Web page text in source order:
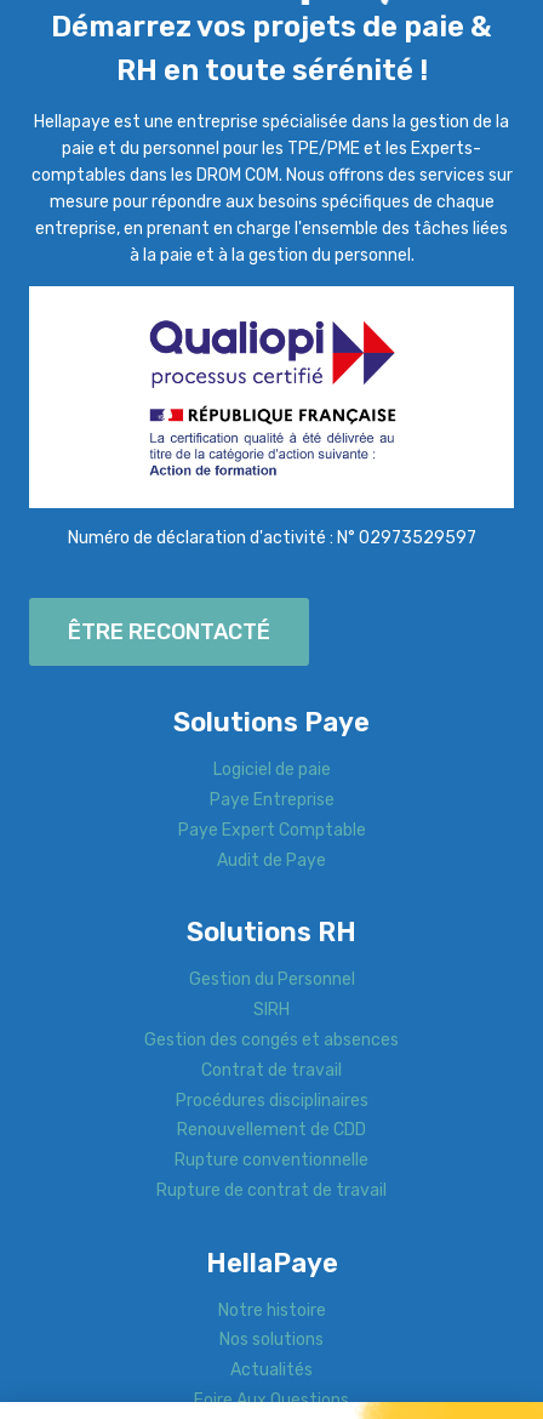
Démarrez vos projets de paie &
RH en toute sérénité !
Hellapaye est une entreprise spécialisée dans la gestion de la
paie et du personnel pour les TPE/PME et les Experts-
comptables dans les DROM COM. Nous offrons des services sur
mesure pour répondre aux besoins spécifiques de chaque
entreprise, en prenant en charge l'ensemble des tâches liées
à la paie et à la gestion du personnel.
Numéro de déclaration d'activité : N° 02973529597
ÊTRE RECONTACTÉ
Solutions Paye
Logiciel de paie
Paye Entreprise
Paye Expert Comptable
Audit de Paye
Solutions RH
Gestion du Personnel
SIRH
Gestion des congés et absences
Contrat de travail
Procédures disciplinaires
Renouvellement de CDD
Rupture conventionnelle
Rupture de contrat de travail
HellaPaye
Notre histoire
Nos solutions
Actualités
Foire Aux Questions